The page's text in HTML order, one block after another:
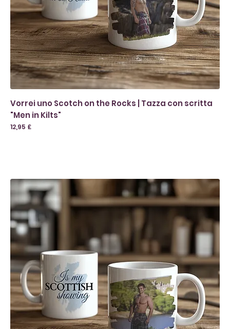
Vorrei uno Scotch on the Rocks | Tazza con scritta
"Men in Kilts"
Prezzo
12,95 £